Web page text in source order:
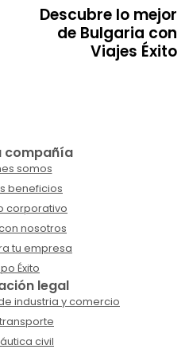
Descubre lo mejor
de Bulgaria con
Viajes Éxito
compañía
somos
beneficios
corporativo
nosotros
tu empresa
Éxito
legal
industria y comercio
civil